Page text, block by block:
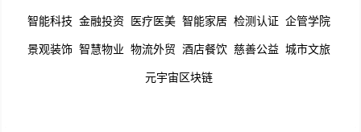
智能科技 金融投资 医疗医美 智能家居 检测认证 企管学院
景观装饰 智慧物业 物流外贸 酒店餐饮 慈善公益 城市文旅
元宇宙区块链